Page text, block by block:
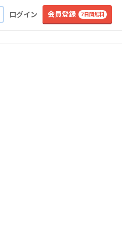
ログイン 会員登録 7日間無料